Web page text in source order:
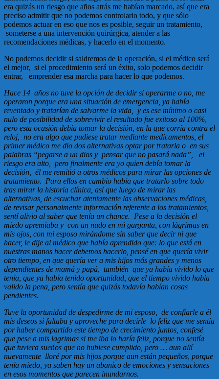
era quizás un riesgo que años atrás me habían marcado, así que era
preciso admitir que no podemos controlarlo todo, y que sólo
podemos actuar en eso que nos es posible, seguir un tratamiento,
someterse a una intervención quirúrgica, atender a las
recomendaciones médicas, y hacerlo en el momento.
No podemos decidir si saldremos de la operación, si el médico será
el mejor, si el procedimiento será un éxito, solo podemos decidir
entrar, emprender esa marcha para hacer lo que podemos.
Hace 14 años no tuve la opción de decidir si operarme o no, me
operaron porque era una situación de emergencia, ya había
reventado y tratarían de salvarme la vida, y es ese mínimo o casi
nulo de posibilidad de sobrevivir el resultado fue exitoso al 100%,
pero esta ocasión debía tomar la decisión, en la que corría contra el
reloj, no era algo que pudiese tratar mediante medicamentos, el
primer médico me dio dos alternativas optar por tratarla o en sus
palabras “pegarse a un dios y pensar que no pasará nada”, el
riesgo era alto, pero finalmente era yo quien debía tomar la
decisión, él me remitió a otros médicos para mirar las opciones de
tratamiento. Para ellos en cambio había que tratarlo sobre todo
tras mirar la historia clínica, así que luego de mirar las
alternativas, de escuchar atentamente las observaciones médicas,
de revisar personalmente información referente a los tratamientos,
sentí alivio al saber que tenía un chance. Pese a la decisión el
miedo apremiaba y con un nudo en mi garganta, con lágrimas en
mis ojos, con mi esposo mirándome sin saber que decir ni que
hacer, le dije al médico que había aprendido que: lo que está en
nuestras manos hacer debemos hacerlo, pensé en que quería vivir
otro tiempo, en que quería ver a mis hijos más grandes y menos
dependientes de mamá y papá, también que ya había vivido lo que
tenía, que ya había tenido oportunidad, que el tiempo vivido había
valido la pena, pero sentía que quizás todavía habían cosas
pendientes.
Tuve la oportunidad de despedirme de mi esposo, de confiarle a él
mis deseos si faltaba y aproveche para decirle lo feliz que me sentía
por haber compartido este tiempo de crecimiento juntos, confesé
que pese a mis lagrimas si me iba lo haría feliz, porque no sentía
que tuviera sueños que no hubiese cumplido, pero … aun allí
nuevamente lloré por mis hijos porque aun están pequeños, porque
tenía miedo, ya saben hay un abanico de emociones y sensaciones
en esos momentos que parecen inundarnos.